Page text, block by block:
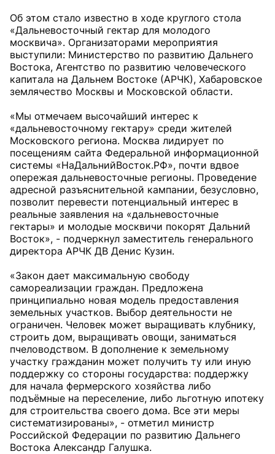
Об этом стало известно в ходе круглого стола
«Дальневосточный гектар для молодого
москвича». Организаторами мероприятия
выступили: Министерство по развитию Дальнего
Востока, Агентство по развитию человеческого
капитала на Дальнем Востоке (АРЧК), Хабаровское
землячество Москвы и Московской области.
«Мы отмечаем высочайший интерес к
«дальневосточному гектару» среди жителей
Московского региона. Москва лидирует по
посещениям сайта Федеральной информационной
системы «НаДальнийВосток.РФ», почти вдвое
опережая дальневосточные регионы. Проведение
адресной разъяснительной кампании, безусловно,
позволит перевести потенциальный интерес в
реальные заявления на «дальневосточные
гектары» и молодые москвичи покорят Дальний
Восток», - подчеркнул заместитель генерального
директора АРЧК ДВ Денис Кузин.
«Закон дает максимальную свободу
самореализации граждан. Предложена
принципиально новая модель предоставления
земельных участков. Выбор деятельности не
ограничен. Человек может выращивать клубнику,
строить дом, выращивать овощи, заниматься
пчеловодством. В дополнение к земельному
участку гражданин может получить ту или иную
поддержку со стороны государства: поддержку
для начала фермерского хозяйства либо
подъёмные на переселение, либо льготную ипотеку
для строительства своего дома. Все эти меры
систематизированы», - отметил министр
Российской Федерации по развитию Дальнего
Востока Александр Галушка.